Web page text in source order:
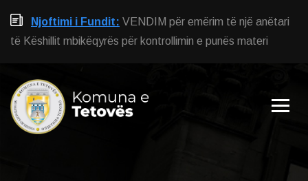
Njoftimi i Fundit: VENDIM për emërim të një anëtari
të Këshillit mbikëqyrës për kontrollimin e punës materi